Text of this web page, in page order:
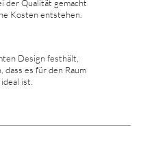
der Qualität gemacht
Kosten entstehen.
Design festhält,
es für den Raum
ist.